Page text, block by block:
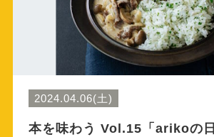
2024.04.06(土)
本を味わう Vol.15「arikoの